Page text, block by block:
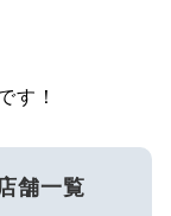
す！
舗一覧